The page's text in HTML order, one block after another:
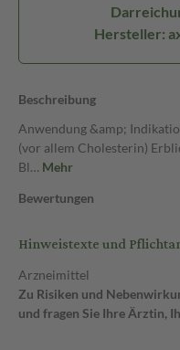
Hersteller:
Beschreibung
Anwendung &amp;
(vor allem Cholesterin)
Bl… Mehr
Bewertungen
Hinweistexte und
Arzneimittel
Zu Risiken und
und fragen Sie Ihre Ärztin,